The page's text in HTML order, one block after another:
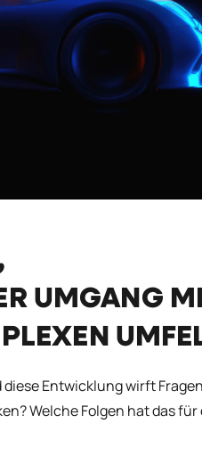
UMGANG
Entwicklung wirft
Welche Folgen hat das